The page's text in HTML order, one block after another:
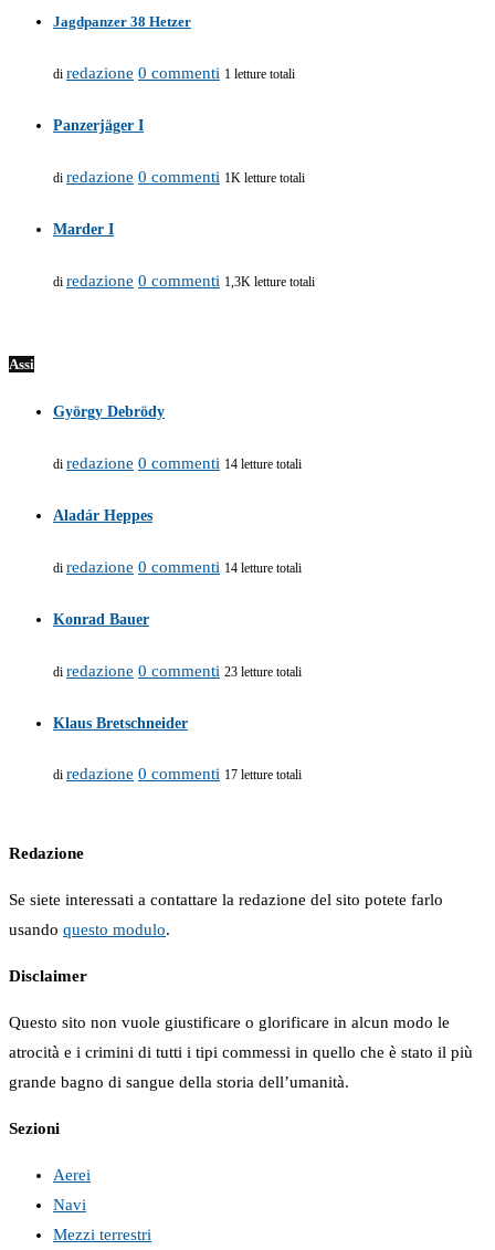
Jagdpanzer 38 Hetzer
di redazione 0 commenti 1 letture totali
Panzerjäger I
di redazione 0 commenti 1K letture totali
Marder I
di redazione 0 commenti 1,3K letture totali
Assi
György Debrödy
di redazione 0 commenti 14 letture totali
Aladár Heppes
di redazione 0 commenti 14 letture totali
Konrad Bauer
di redazione 0 commenti 23 letture totali
Klaus Bretschneider
di redazione 0 commenti 17 letture totali
Redazione
Se siete interessati a contattare la redazione del sito potete farlo
usando questo modulo.
Disclaimer
Questo sito non vuole giustificare o glorificare in alcun modo le
atrocità e i crimini di tutti i tipi commessi in quello che è stato il più
grande bagno di sangue della storia dell’umanità.
Sezioni
Aerei
Navi
Mezzi terrestri